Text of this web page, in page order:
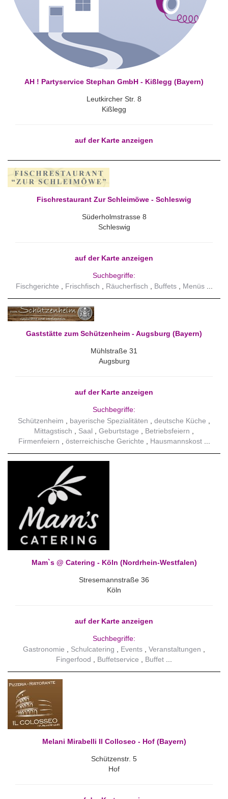
AH ! Partyservice Stephan GmbH - Kißlegg (Bayern)
Leutkircher Str. 8
Kißlegg
auf der Karte anzeigen
Fischrestaurant Zur Schleimöwe - Schleswig
Süderholmstrasse 8
Schleswig
auf der Karte anzeigen
Suchbegriffe:
Fischgerichte
Frischfisch Räucherfisch Buffets Menüs
Gaststätte zum Schützenheim - Augsburg (Bayern)
Mühlstraße 31
Augsburg
auf der Karte anzeigen
Suchbegriffe:
Schützenheim
bayerische Spezialitäten
deutsche Küche
Mittagstisch
Saal Geburtstage
Betriebsfeiern
Firmenfeiern
österreichische Gerichte Hausmannskost
Mam`s @ Catering - Köln (Nordrhein-Westfalen)
Stresemannstraße 36
Köln
auf der Karte anzeigen
Suchbegriffe:
Gastronomie
Schulcatering Events
Veranstaltungen
Fingerfood
Buffetservice Buffet
Melani Mirabelli Il Colloseo - Hof (Bayern)
Schützenstr. 5
Hof